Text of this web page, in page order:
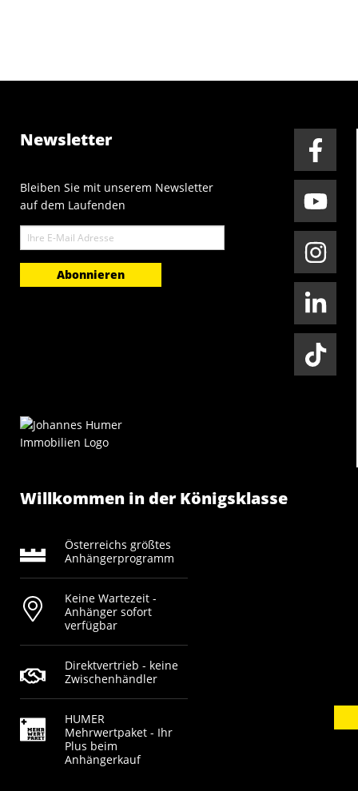
Newsletter
Bleiben Sie mit unserem Newsletter
auf dem Laufenden
E-
Willkommen in der Königsklasse
Österreichs größtes
Anhängerprogramm
Keine Wartezeit -
Anhänger sofort
verfügbar
Direktvertrieb - keine
Zwischenhändler
HUMER
Mehrwertpaket - Ihr
Plus beim
Anhängerkauf